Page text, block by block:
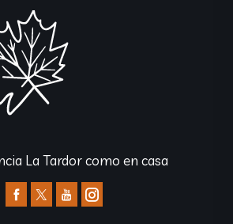
La Tardor como en casa